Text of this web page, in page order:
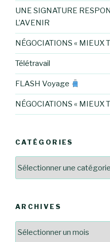
UNE SIGNATURE
L’AVENIR
NÉGOCIATIONS « MIEUX
Télétravail
FLASH Voyage
NÉGOCIATIONS « MIEUX
CATÉGORIES
ARCHIVES